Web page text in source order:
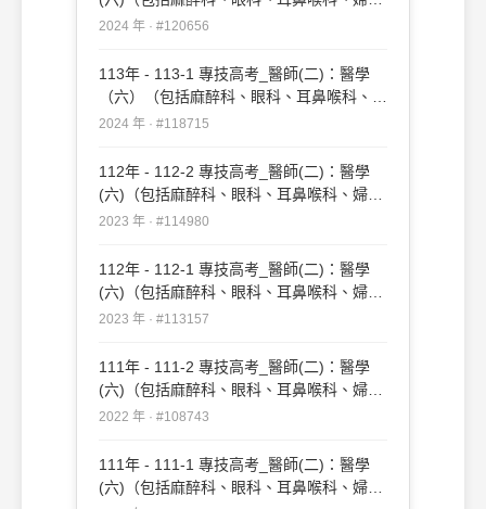
科、復健科等科目及其相關臨床實例與醫學
2024 年 · #120656
113年 - 113-1 專技高考_醫師(二)：醫學
（六）（包括麻醉科、眼科、耳鼻喉科、婦
產科、復健科等科目及其相關臨床實例與醫
2024 年 · #118715
112年 - 112-2 專技高考_醫師(二)：醫學
(六)（包括麻醉科、眼科、耳鼻喉科、婦產
科、復健科等科目及其相關臨床實例與醫學
2023 年 · #114980
112年 - 112-1 專技高考_醫師(二)：醫學
(六)（包括麻醉科、眼科、耳鼻喉科、婦產
科、復健科等科目及其相關臨床實例與醫學
2023 年 · #113157
111年 - 111-2 專技高考_醫師(二)：醫學
(六)（包括麻醉科、眼科、耳鼻喉科、婦產
科、復健科等科目及其相關臨床實例與醫學
2022 年 · #108743
111年 - 111-1 專技高考_醫師(二)：醫學
(六)（包括麻醉科、眼科、耳鼻喉科、婦產